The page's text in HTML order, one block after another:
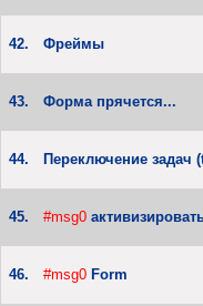
42. Фреймы
43. Форма прячется...
44. Переключение задач
45. #msg0
46. #msg0 Form